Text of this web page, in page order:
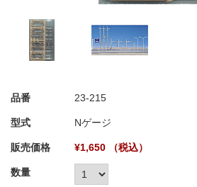
品番 23-215
型式 Nゲージ
販売価格 ¥1,650 （税込）
数量